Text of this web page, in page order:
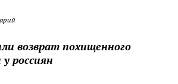
возврат похищенного
россиян